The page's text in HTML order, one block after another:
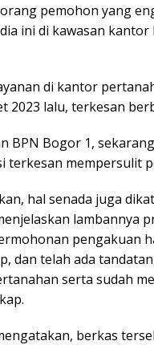
pemohon yang
ini di kawasan
di kantor
2023 lalu, terkesan
BPN Bogor 1,
terkesan mempersulit
hal senada juga
lambannya
pengakuan
dan telah ada
serta sudah
berkas